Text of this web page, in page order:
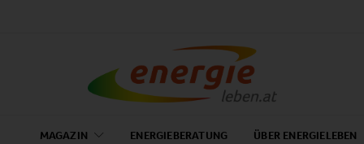
MAGAZIN ENERGIEBERATUNG ÜBER ENERGIELEBEN